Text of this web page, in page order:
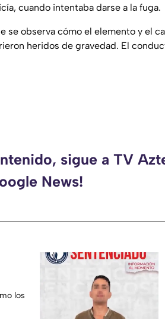
cuando intentaba darse a la fuga.
se observa cómo el elemento y el
heridos de gravedad. El
sigue a TV
News!
los